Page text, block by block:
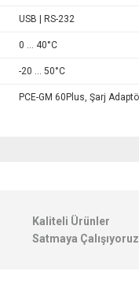
USB | RS-232
0 ... 40°C
-20 ... 50°C
PCE-GM 60Plus, Şarj
Kaliteli Ürünler
Satmaya Çalışıyoruz